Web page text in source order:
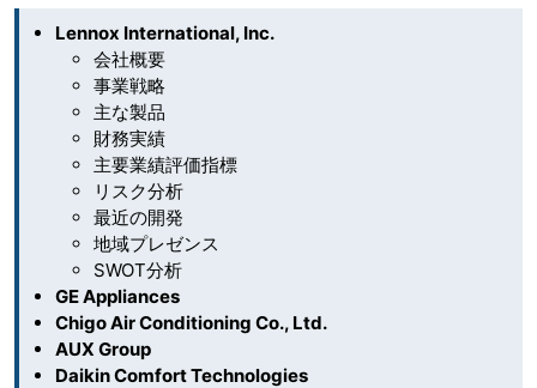
Lennox International, Inc.
会社概要
事業戦略
主な製品
財務実績
主要業績評価指標
リスク分析
最近の開発
地域プレゼンス
SWOT分析
GE Appliances
Chigo Air Conditioning Co., Ltd.
AUX Group
Daikin Comfort Technologies